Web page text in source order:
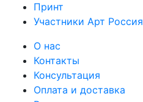
Принт
Участники Арт Россия
О нас
Контакты
Консультация
Оплата и доставка